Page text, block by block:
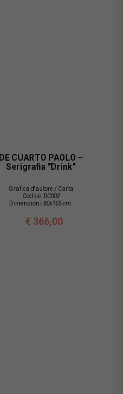
DE CUARTO PAOLO –
Serigrafia "Drink"
Grafica d'autore / Carta
Codice:DC002
Dimensioni:80x105 cm.
€ 366,00